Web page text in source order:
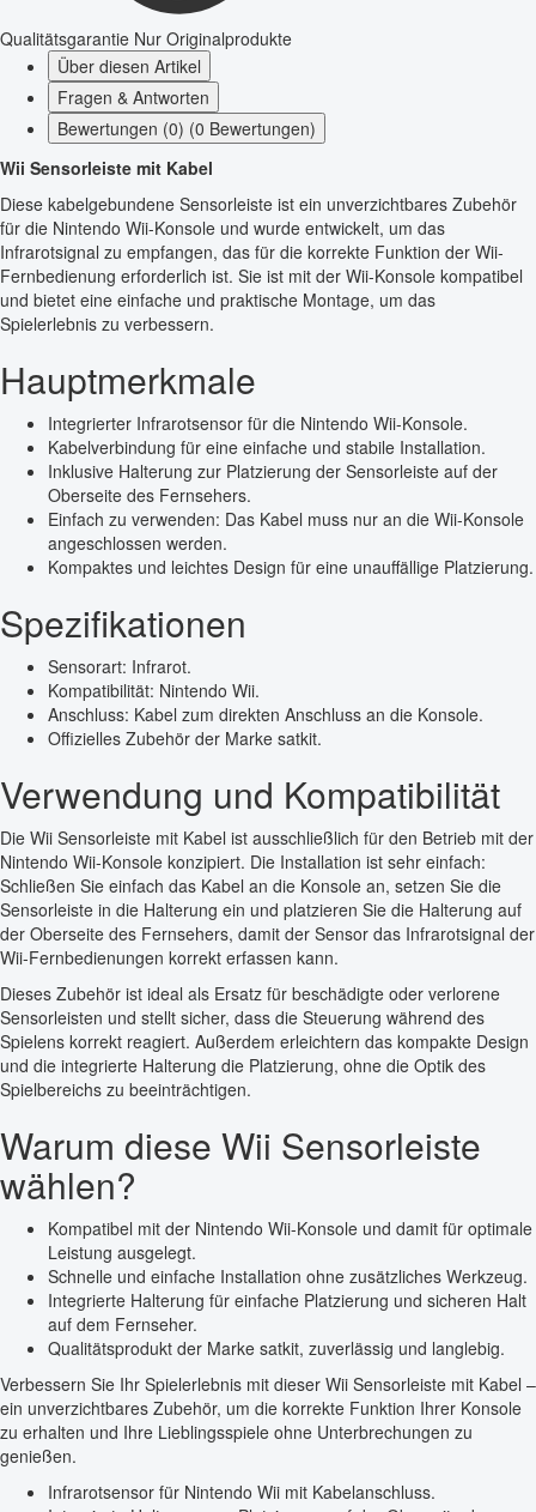
Qualitätsgarantie Nur Originalprodukte
Über diesen Artikel
Fragen & Antworten
Bewertungen (0) (0 Bewertungen)
Wii Sensorleiste mit Kabel
Diese kabelgebundene Sensorleiste ist ein unverzichtbares Zubehör
für die Nintendo Wii-Konsole und wurde entwickelt, um das
Infrarotsignal zu empfangen, das für die korrekte Funktion der Wii-
Fernbedienung erforderlich ist. Sie ist mit der Wii-Konsole kompatibel
und bietet eine einfache und praktische Montage, um das
Spielerlebnis zu verbessern.
Hauptmerkmale
Integrierter Infrarotsensor für die Nintendo Wii-Konsole.
Kabelverbindung für eine einfache und stabile Installation.
Inklusive Halterung zur Platzierung der Sensorleiste auf der
Oberseite des Fernsehers.
Einfach zu verwenden: Das Kabel muss nur an die Wii-Konsole
angeschlossen werden.
Kompaktes und leichtes Design für eine unauffällige Platzierung.
Spezifikationen
Sensorart: Infrarot.
Kompatibilität: Nintendo Wii.
Anschluss: Kabel zum direkten Anschluss an die Konsole.
Offizielles Zubehör der Marke satkit.
Verwendung und Kompatibilität
Die Wii Sensorleiste mit Kabel ist ausschließlich für den Betrieb mit der
Nintendo Wii-Konsole konzipiert. Die Installation ist sehr einfach:
Schließen Sie einfach das Kabel an die Konsole an, setzen Sie die
Sensorleiste in die Halterung ein und platzieren Sie die Halterung auf
der Oberseite des Fernsehers, damit der Sensor das Infrarotsignal der
Wii-Fernbedienungen korrekt erfassen kann.
Dieses Zubehör ist ideal als Ersatz für beschädigte oder verlorene
Sensorleisten und stellt sicher, dass die Steuerung während des
Spielens korrekt reagiert. Außerdem erleichtern das kompakte Design
und die integrierte Halterung die Platzierung, ohne die Optik des
Spielbereichs zu beeinträchtigen.
Warum diese Wii Sensorleiste
wählen?
Kompatibel mit der Nintendo Wii-Konsole und damit für optimale
Leistung ausgelegt.
Schnelle und einfache Installation ohne zusätzliches Werkzeug.
Integrierte Halterung für einfache Platzierung und sicheren Halt
auf dem Fernseher.
Qualitätsprodukt der Marke satkit, zuverlässig und langlebig.
Verbessern Sie Ihr Spielerlebnis mit dieser Wii Sensorleiste mit Kabel –
ein unverzichtbares Zubehör, um die korrekte Funktion Ihrer Konsole
zu erhalten und Ihre Lieblingsspiele ohne Unterbrechungen zu
genießen.
Infrarotsensor für Nintendo Wii mit Kabelanschluss.